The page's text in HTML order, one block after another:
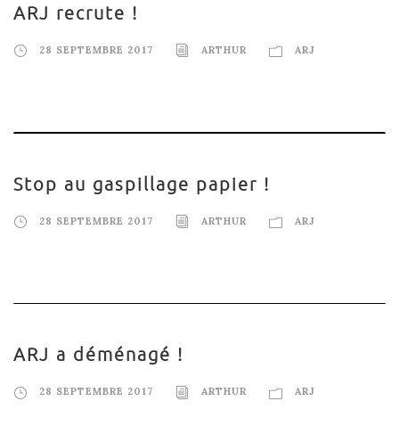
ARJ recrute !
28 SEPTEMBRE 2017 ARTHUR ARJ
Stop au gaspillage papier !
28 SEPTEMBRE 2017 ARTHUR ARJ
ARJ a déménagé !
28 SEPTEMBRE 2017 ARTHUR ARJ